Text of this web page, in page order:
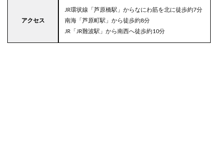
アクセス
JR環状線「芦原橋駅」からなにわ筋を北に徒歩約7分
南海「芦原町駅」から徒歩約8分
JR「JR難波駅」から南西へ徒歩約10分